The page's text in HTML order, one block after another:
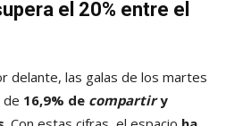
el 20% entre el
delante, las galas de los martes
de 16,9% de compartiry